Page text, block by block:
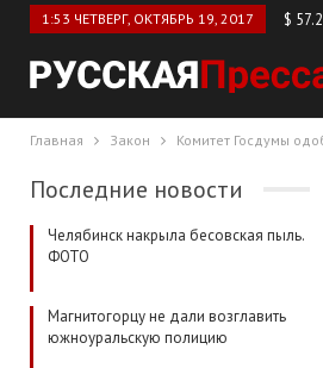
1:53 ЧЕТВЕРГ, ОКТЯБРЬ 19, 2017 $
Главная Закон Комитет Госдумы
Последние новости
Челябинск накрыла бесовская пыль.
ФОТО
Магнитогорцу не дали возглавить
южноуральскую полицию